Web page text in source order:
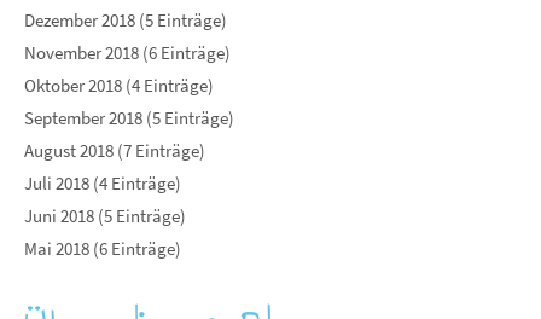
Dezember 2018 (5 Einträge)
November 2018 (6 Einträge)
Oktober 2018 (4 Einträge)
September 2018 (5 Einträge)
August 2018 (7 Einträge)
Juli 2018 (4 Einträge)
Juni 2018 (5 Einträge)
Mai 2018 (6 Einträge)